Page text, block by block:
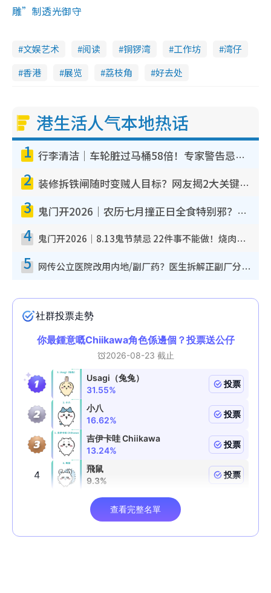
雕”制透光御守
文娱艺术 阅读 铜锣湾 工作坊
湾仔
香港
展览 荔枝角 好去处
港生活人气本地热话
1 行李清洁｜车轮脏过马桶58倍！专家警告忌用酒精擦 教1招免脏手除菌
2 装修拆铁闸随时变贼人目标？网友揭2大关键用途：装新款等于白装？附新旧铁闸分别
3 鬼门开2026｜农历七月撞正日全食特别邪？专家警告切忌做一事！揭4大禁忌+2招保平安
4 鬼门开2026｜8.13鬼节禁忌 22件事不能做！烧肉、刺身要少食？半夜勿吹口哨/打给个电话
5 网传公立医院改用内地/副厂药？医生拆解正副厂分别，揭4类人换药随时出事